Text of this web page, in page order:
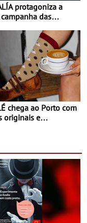
protagoniza a
das
chega ao Porto com
originais e